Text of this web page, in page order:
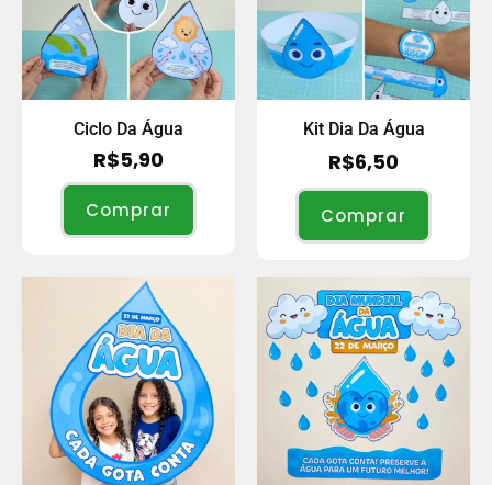
Ciclo Da Água
R$5,90
Comprar
Kit Dia Da Água
R$6,50
Comprar